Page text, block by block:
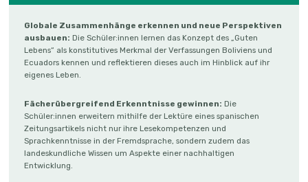
Globale Zusammenhänge erkennen und neue Perspektiven
ausbauen: Die Schüler:innen lernen das Konzept des „Guten
Lebens“ als konstitutives Merkmal der Verfassungen Boliviens und
Ecuadors kennen und reflektieren dieses auch im Hinblick auf ihr
eigenes Leben.
Fächerübergreifend Erkenntnisse gewinnen: Die
Schüler:innen erweitern mithilfe der Lektüre eines spanischen
Zeitungsartikels nicht nur ihre Lesekompetenzen und
Sprachkenntnisse in der Fremdsprache, sondern zudem das
landeskundliche Wissen um Aspekte einer nachhaltigen
Entwicklung.